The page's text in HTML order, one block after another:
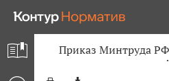
Приказ Минтруда